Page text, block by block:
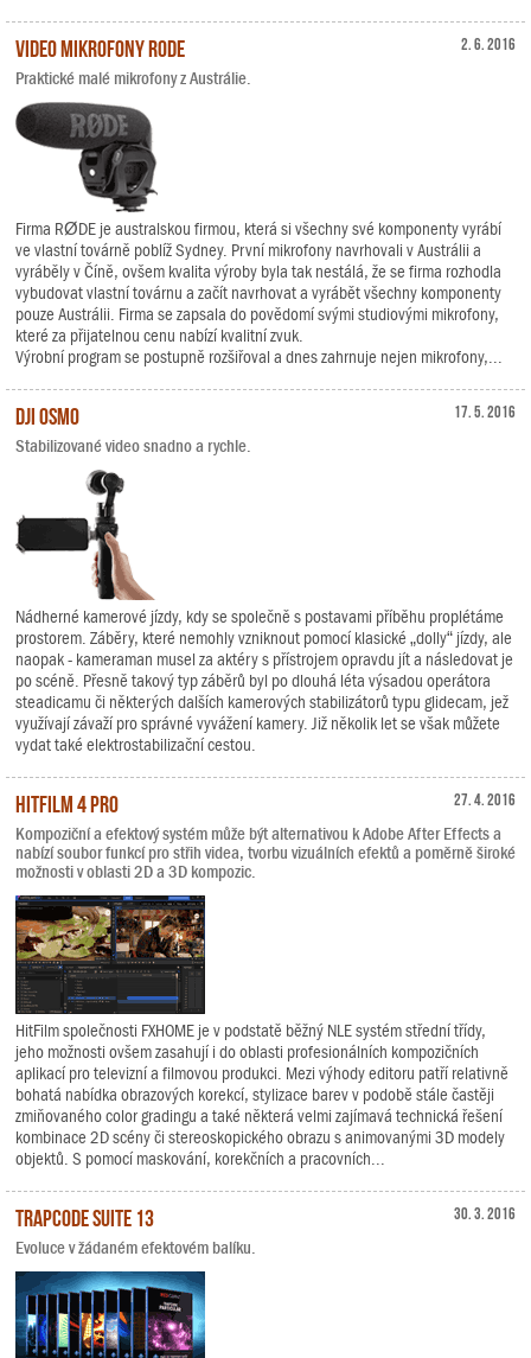
2. 6. 2016
Video mikrofony RODE
Praktické malé mikrofony z Austrálie.
Firma RØDE je australskou firmou, která si všechny své komponenty vyrábí
ve vlastní továrně poblíž Sydney. První mikrofony navrhovali v Austrálii a
vyráběly v Číně, ovšem kvalita výroby byla tak nestálá, že se firma rozhodla
vybudovat vlastní továrnu a začít navrhovat a vyrábět všechny komponenty
pouze Austrálii. Firma se zapsala do povědomí svými studiovými mikrofony,
které za přijatelnou cenu nabízí kvalitní zvuk.
Výrobní program se postupně rozšiřoval a dnes zahrnuje nejen mikrofony,...
17. 5. 2016
DJI Osmo
Stabilizované video snadno a rychle.
Nádherné kamerové jízdy, kdy se společně s postavami příběhu proplétáme
prostorem. Záběry, které nemohly vzniknout pomocí klasické „dolly“ jízdy, ale
naopak - kameraman musel za aktéry s přístrojem opravdu jít a následovat je
po scéně. Přesně takový typ záběrů byl po dlouhá léta výsadou operátora
steadicamu či některých dalších kamerových stabilizátorů typu glidecam, jež
využívají závaží pro správné vyvážení kamery. Již několik let se však můžete
vydat také elektrostabilizační cestou.
27. 4. 2016
HitFilm 4 Pro
Kompoziční a efektový systém může být alternativou k Adobe After Effects a
nabízí soubor funkcí pro střih videa, tvorbu vizuálních efektů a poměrně široké
možnosti v oblasti 2D a 3D kompozic.
HitFilm společnosti FXHOME je v podstatě běžný NLE systém střední třídy,
jeho možnosti ovšem zasahují i do oblasti profesionálních kompozičních
aplikací pro televizní a filmovou produkci. Mezi výhody editoru patří relativně
bohatá nabídka obrazových korekcí, stylizace barev v podobě stále častěji
zmiňovaného color gradingu a také některá velmi zajímavá technická řešení
kombinace 2D scény či stereoskopického obrazu s animovanými 3D modely
objektů. S pomocí maskování, korekčních a pracovních...
30. 3. 2016
Trapcode Suite 13
Evoluce v žádaném efektovém balíku.